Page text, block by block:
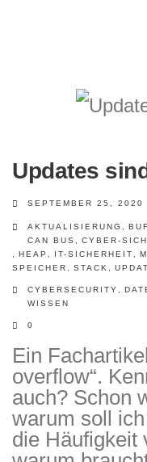
Digitale Vorsorge
Geräteanalyse und
Internetsuche
Wie regeln Sie ihren
Updates
SEPTEMBER 25, 2020
AKTUALISIERUNG
CAN BUS
CYBER-
HEAP IT-SICHERHEIT
SPEICHER
STACK
CYBERSECURITY
WISSEN
0
Ein
overflow“.
auch? Schon
warum soll
die Häufigkeit